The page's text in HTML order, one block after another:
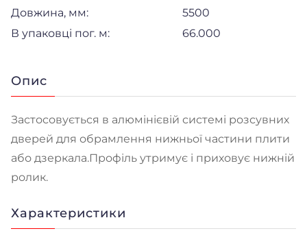
Довжина, мм:
5500
В упаковці пог. м:
66.000
Опис
Застосовується в алюмінієвій системі розсувних
дверей для обрамлення нижньої частини плити
або дзеркала.Профіль утримує і приховує нижній
ролик.
Характеристики